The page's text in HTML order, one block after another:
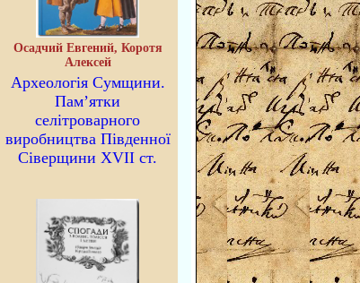
Осадчий Евгений, Коротя
Алексей
Археологія Сумщини.
Пам’ятки
селітроварного
виробництва Південної
Сіверщини XVII ст.